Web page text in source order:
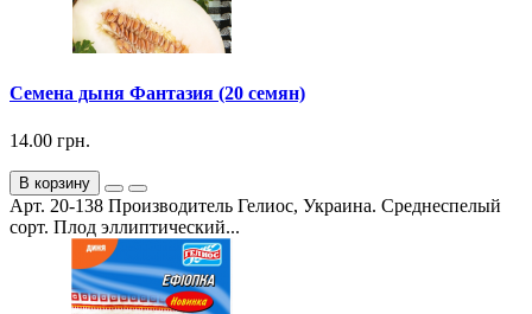
Семена дыня Фантазия (20 семян)
14.00 грн.
В корзину
Арт. 20-138 Производитель Гелиос, Украина. Среднеспелый
сорт. Плод эллиптический...